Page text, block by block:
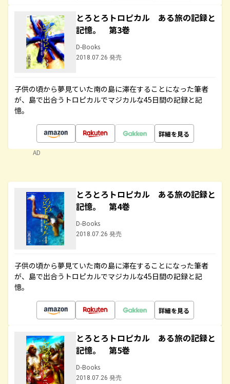
とろとろトロピカル ある旅の記録と
記憶。 第3巻
D-Books
2018.07.26 発売
子供の頃から夢見ていた南の島に滞在することになった筆者
が、島で出合うトロピカルでマジカルな45日間の記録と記
憶。
詳細を見る
AD
とろとろトロピカル ある旅の記録と
記憶。 第4巻
D-Books
2018.07.26 発売
子供の頃から夢見ていた南の島に滞在することになった筆者
が、島で出合うトロピカルでマジカルな45日間の記録と記
憶。
詳細を見る
とろとろトロピカル ある旅の記録と
記憶。 第5巻
D-Books
2018.07.26 発売